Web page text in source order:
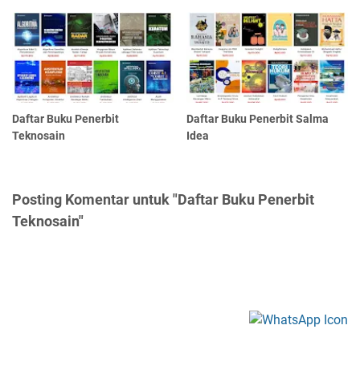
Daftar Buku Penerbit
Teknosain
Daftar Buku Penerbit Salma
Idea
Posting Komentar untuk "Daftar Buku Penerbit
Teknosain"